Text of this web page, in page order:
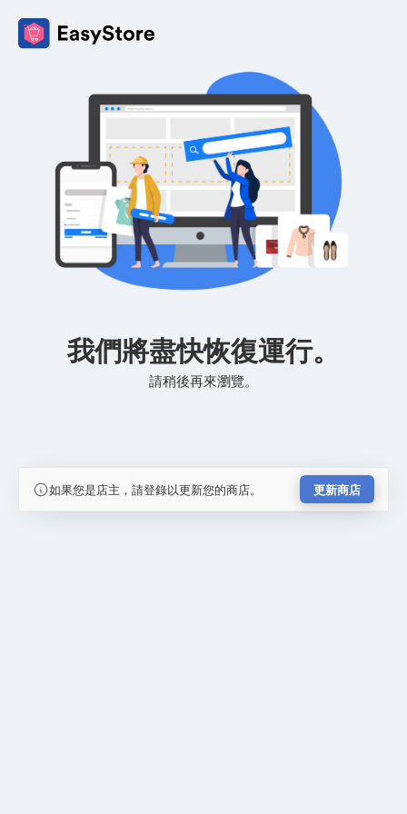
我們將盡快恢復運行。
請稍後再來瀏覽。
如果您是店主，請登錄以更新您的商店。 更新商店